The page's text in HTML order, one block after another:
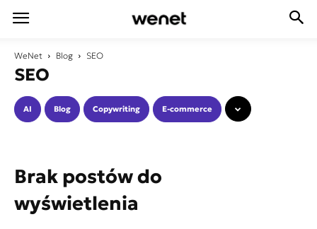
WeNet Blog SEO
SEO
AI Blog Copywriting E-commerce
Brak postów do
wyświetlenia